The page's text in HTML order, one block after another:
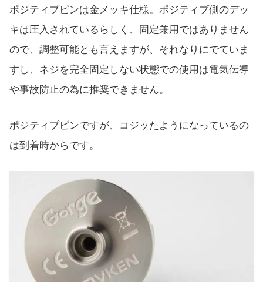
ポジティブピンは金メッキ仕様。ポジティブ側のデッ
キは圧入されているらしく、固定兼用ではありません
ので、調整可能とも言えますが、それなりにでていま
すし、ネジを完全固定しない状態での使用は電気伝導
や事故防止の為に推奨できません。
ポジティブピンですが、コジッたようになっているの
は到着時からです。